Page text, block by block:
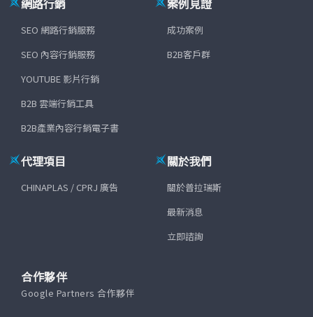
網路行銷
SEO 網路行銷服務
SEO 內容行銷服務
YOUTUBE 影片行銷
B2B 雲端行銷工具
B2B產業內容行銷電子書
案例見證
成功案例
B2B客戶群
代理項目
CHINAPLAS / CPRJ 廣告
關於我們
關於普拉瑞斯
最新消息
立即諮詢
合作夥伴
Google Partners 合作夥伴